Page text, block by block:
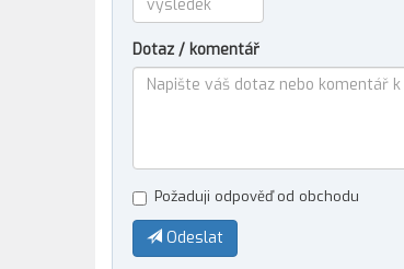
Dotaz / komentář
Požaduji odpověď od obchodu
Odeslat